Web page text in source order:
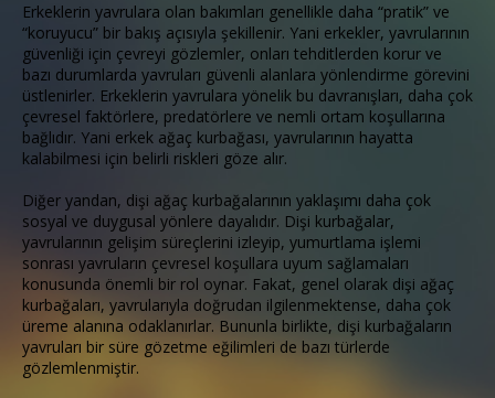
Erkeklerin yavrulara olan bakımları genellikle daha “pratik” ve
“koruyucu” bir bakış açısıyla şekillenir. Yani erkekler, yavrularının
güvenliği için çevreyi gözlemler, onları tehditlerden korur ve
bazı durumlarda yavruları güvenli alanlara yönlendirme görevini
üstlenirler. Erkeklerin yavrulara yönelik bu davranışları, daha çok
çevresel faktörlere, predatörlere ve nemli ortam koşullarına
bağlıdır. Yani erkek ağaç kurbağası, yavrularının hayatta
kalabilmesi için belirli riskleri göze alır.
Diğer yandan, dişi ağaç kurbağalarının yaklaşımı daha çok
sosyal ve duygusal yönlere dayalıdır. Dişi kurbağalar,
yavrularının gelişim süreçlerini izleyip, yumurtlama işlemi
sonrası yavruların çevresel koşullara uyum sağlamaları
konusunda önemli bir rol oynar. Fakat, genel olarak dişi ağaç
kurbağaları, yavrularıyla doğrudan ilgilenmektense, daha çok
üreme alanına odaklanırlar. Bununla birlikte, dişi kurbağaların
yavruları bir süre gözetme eğilimleri de bazı türlerde
gözlemlenmiştir.